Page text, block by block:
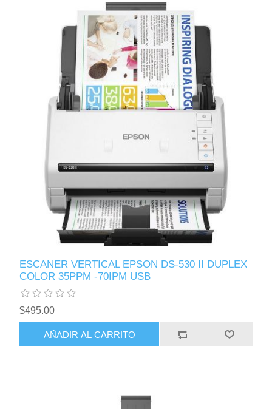
ESCANER VERTICAL EPSON DS-530 II DUPLEX
COLOR 35PPM -70IPM USB
$495.00
AÑADIR AL CARRITO